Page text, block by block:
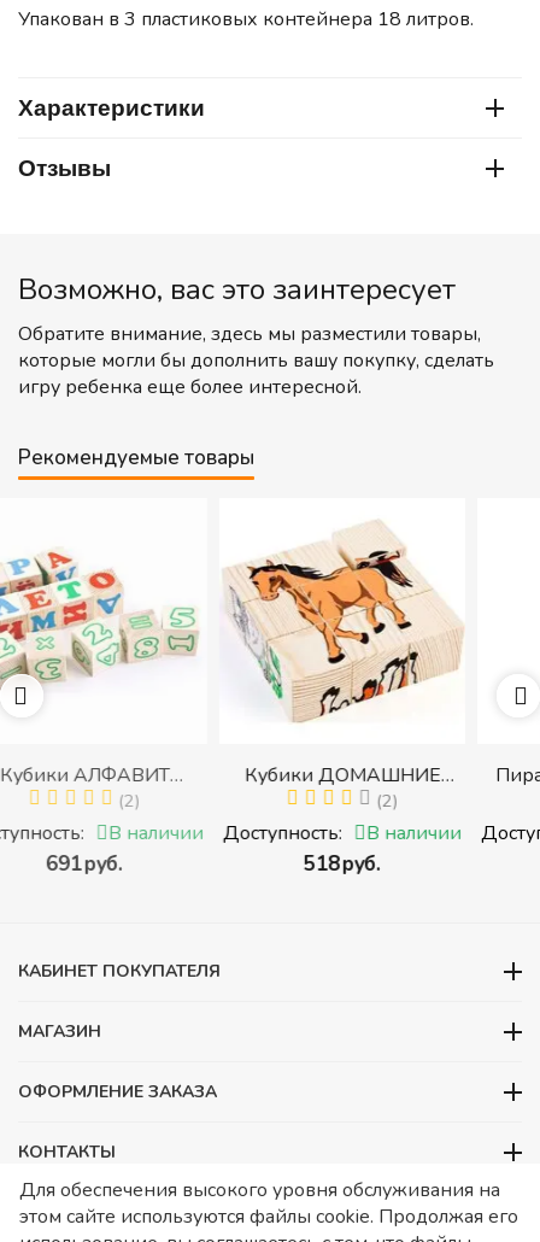
Упакован в 3 пластиковых контейнера 18 литров.
Характеристики
Отзывы
Возможно, вас это заинтересует
Обратите внимание, здесь мы разместили товары,
которые могли бы дополнить вашу покупку, сделать
игру ребенка еще более интересной.
Рекомендуемые товары
с
Кубики ДОМАШНИЕ
ЖИВОТНЫЕ (Томик)
(Набор кубиков
разрезных (складных))
Доступность: В наличии
Пирамидка "Радуга" (8
деталей) (Пирамидка
среднего размера)
Доступность: В
КАБИНЕТ ПОКУПАТЕЛЯ
МАГАЗИН
ОФОРМЛЕНИЕ ЗАКАЗА
КОНТАКТЫ
ООО «Детский сад», ОГРН 1157746480088
ИНН 7728252648 КПП 772601001 Юридический адрес – Москва,
Для обеспечения высокого уровня обслуживания на
этом сайте используются файлы cookie. Продолжая его